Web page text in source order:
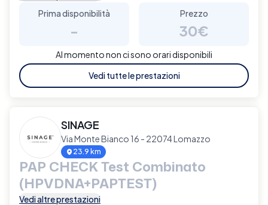
Prima disponibilità
-
Prezzo
30€
Al momento non ci sono orari disponibili
Vedi tutte le prestazioni
SINAGE
Via Monte Bianco 16 - 22074 Lomazzo
23.9 km
PAP CHECK Test Combinato
(HPVDNA+PAPTEST)
Vedi altre prestazioni